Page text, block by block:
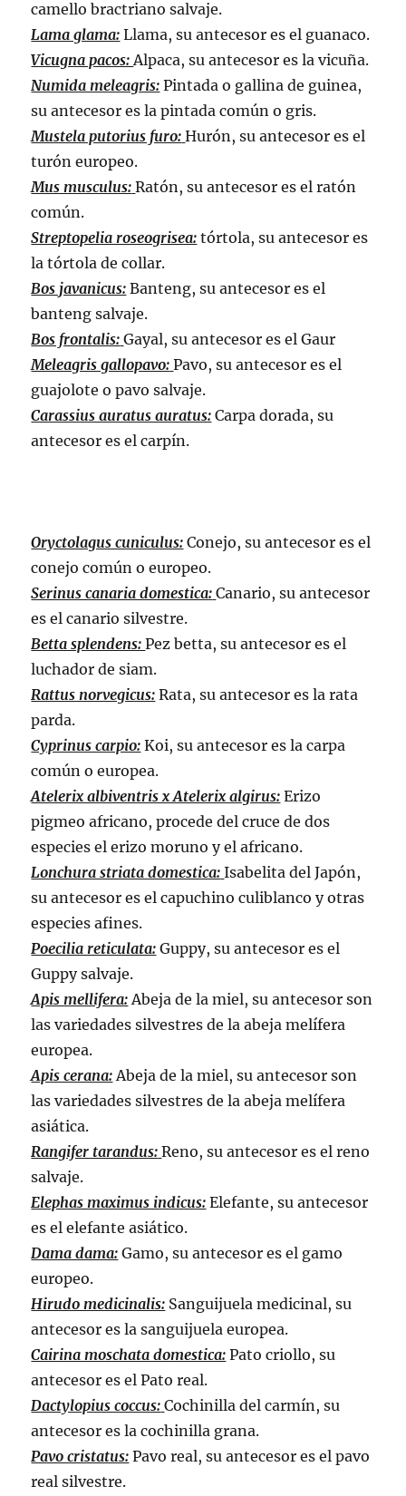
camello bractriano salvaje.
Lama glama: Llama, su antecesor es el guanaco.
Vicugna pacos: Alpaca, su antecesor es la vicuña.
Numida meleagris: Pintada o gallina de guinea,
su antecesor es la pintada común o gris.
Mustela putorius furo: Hurón, su antecesor es el
turón europeo.
Mus musculus: Ratón, su antecesor es el ratón
común.
Streptopelia roseogrisea: tórtola, su antecesor es
la tórtola de collar.
Bos javanicus: Banteng, su antecesor es el
banteng salvaje.
Bos frontalis: Gayal, su antecesor es el Gaur
Meleagris gallopavo: Pavo, su antecesor es el
guajolote o pavo salvaje.
Carassius auratus auratus: Carpa dorada, su
antecesor es el carpín.
Oryctolagus cuniculus: Conejo, su antecesor es el
conejo común o europeo.
Serinus canaria domestica: Canario, su antecesor
es el canario silvestre.
Betta splendens:Pez betta, su antecesor es el
luchador de siam.
Rattus norvegicus: Rata, su antecesor es la rata
parda.
Cyprinus carpio: Koi, su antecesor es la carpa
común o europea.
Atelerix albiventris x Atelerix algirus: Erizo
pigmeo africano, procede del cruce de dos
especies el erizo moruno y el africano.
Lonchura striata domestica: Isabelita del Japón,
su antecesor es el capuchino culiblanco y otras
especies afines.
Poecilia reticulata: Guppy, su antecesor es el
Guppy salvaje.
Apis mellifera: Abeja de la miel, su antecesor son
las variedades silvestres de la abeja melífera
europea.
Apis cerana: Abeja de la miel, su antecesor son
las variedades silvestres de la abeja melífera
asiática.
Rangifer tarandus: Reno, su antecesor es el reno
salvaje.
Elephas maximus indicus: Elefante, su antecesor
es el elefante asiático.
Dama dama: Gamo, su antecesor es el gamo
europeo.
Hirudo medicinalis: Sanguijuela medicinal, su
antecesor es la sanguijuela europea.
Cairina moschata domestica: Pato criollo, su
antecesor es el Pato real.
Dactylopius coccus: Cochinilla del carmín, su
antecesor es la cochinilla grana.
Pavo cristatus: Pavo real, su antecesor es el pavo
real silvestre.